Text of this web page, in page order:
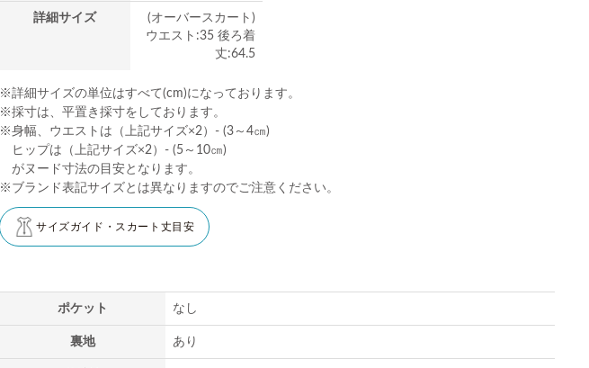
詳細サイズ
(オーバースカート)
ウエスト:35 後ろ着
丈:64.5
※詳細サイズの単位はすべて(cm)になっております。
※採寸は、平置き採寸をしております。
※身幅、ウエストは（上記サイズ×2）- (3～4㎝)
ヒップは（上記サイズ×2）- (5～10㎝)
がヌード寸法の目安となります。
※ブランド表記サイズとは異なりますのでご注意ください。
サイズガイド・スカート丈目安
ポケット なし
裏地 あり